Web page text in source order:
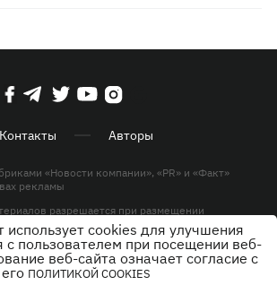
Контакты Авторы
«Новости компании», «PR» и «Факт»
рекламы
разрешается при размещении
на KP.UA в первом абзаце.
Все права защищены.
использует cookies для улучшения
с пользователем при посещении веб-
веб-сайта означает согласие с
его ПОЛИТИКОЙ COOKIES